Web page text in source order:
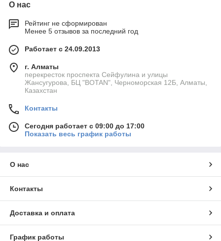
О нас
Рейтинг не сформирован
Менее 5 отзывов за последний год
Работает с 24.09.2013
г. Алматы
перекресток проспекта Сейфулина и улицы
Жансугурова, БЦ "BOTAN", Черноморская 12Б, Алматы,
Казахстан
Контакты
Сегодня работает с 09:00 до 17:00
Показать весь график работы
О нас
Контакты
Доставка и оплата
График работы